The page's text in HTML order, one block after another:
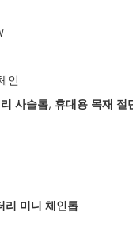
인
사슬톱, 휴대용 목재 절
리 미니 체인톱